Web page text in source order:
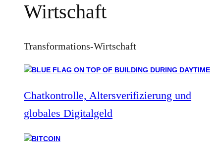
Wirtschaft
Transformations-Wirtschaft
Chatkontrolle, Altersverifizierung und
globales Digitalgeld